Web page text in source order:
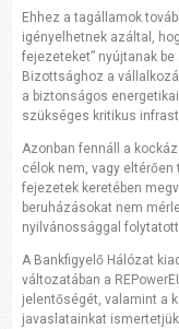
Ehhez a tagállamok
igényelhetnek azáltal,
fejezeteket” nyújtanak be
Bizottsághoz a
a biztonságos
szükséges kritikus
Azonban fennáll a
célok nem, vagy eltérően
fejezetek keretében
beruházásokat nem
nyilvánossággal
A Bankfigyelő Hálózat
változatában a
jelentőségét, valamint a
javaslatainkat